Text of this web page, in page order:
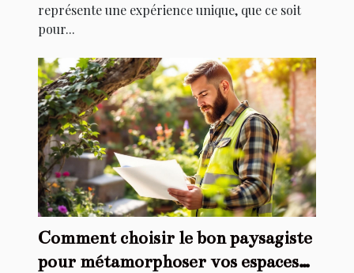
représente une expérience unique, que ce soit
pour...
Comment choisir le bon paysagiste
pour métamorphoser vos espaces